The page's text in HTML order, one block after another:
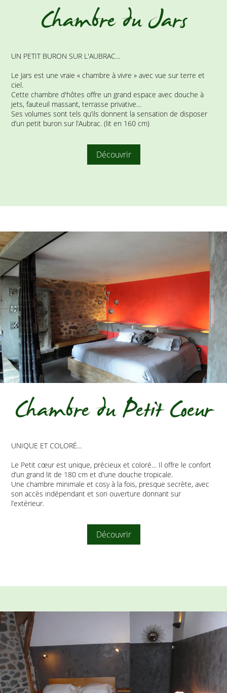
Chambre du Jars
UN PETIT BURON SUR L'AUBRAC...
Le Jars est une vraie « chambre à vivre » avec vue sur terre et
ciel.
Cette chambre d'hôtes offre un grand espace avec douche à
jets, fauteuil massant, terrasse privative…
Ses volumes sont tels qu’ils donnent la sensation de disposer
d’un petit buron sur l’Aubrac. (lit en 160 cm)
Découvrir
Chambre du Petit Coeur
UNIQUE ET COLORÉ...
Le Petit cœur est unique, précieux et coloré… Il offre le confort
d’un grand lit de 180 cm et d'une douche tropicale.
Une chambre minimale et cosy à la fois, presque secrète, avec
son accès indépendant et son ouverture donnant sur
l’extérieur.
Découvrir